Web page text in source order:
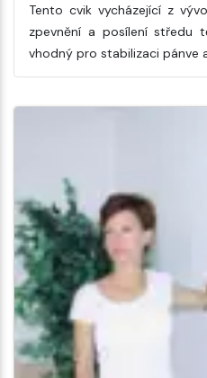
Tento cvik vycházející z
zpevnění a posílení středu
vhodný pro stabilizaci pánve